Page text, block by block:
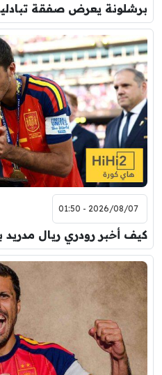
برشلونة يعرض صفقة
2026/08/07 - 01:50
كيف أخبر رودري ريال مدريد